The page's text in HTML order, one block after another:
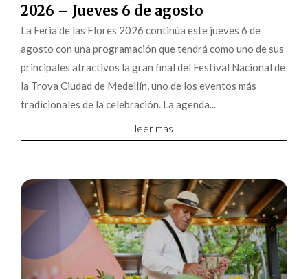
2026 – Jueves 6 de agosto
La Feria de las Flores 2026 continúa este jueves 6 de
agosto con una programación que tendrá como uno de sus
principales atractivos la gran final del Festival Nacional de
la Trova Ciudad de Medellín, uno de los eventos más
tradicionales de la celebración. La agenda...
leer más